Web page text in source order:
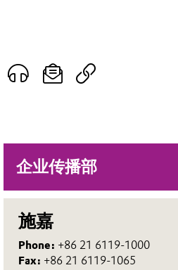
企业传播部
施嘉
Phone: +86 21 6119-1000
Fax: +86 21 6119-1065